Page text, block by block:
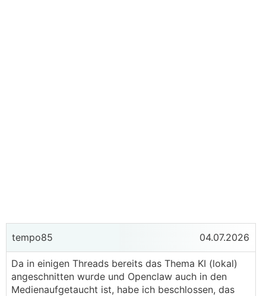
tempo85 04.07.2026
Da in einigen Threads bereits das Thema KI (lokal)
angeschnitten wurde und Openclaw auch in den
Medienaufgetaucht ist, habe ich beschlossen, das